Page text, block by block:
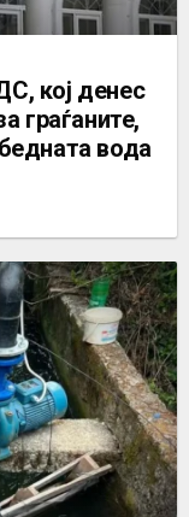
кој денес
граѓаните,
вода